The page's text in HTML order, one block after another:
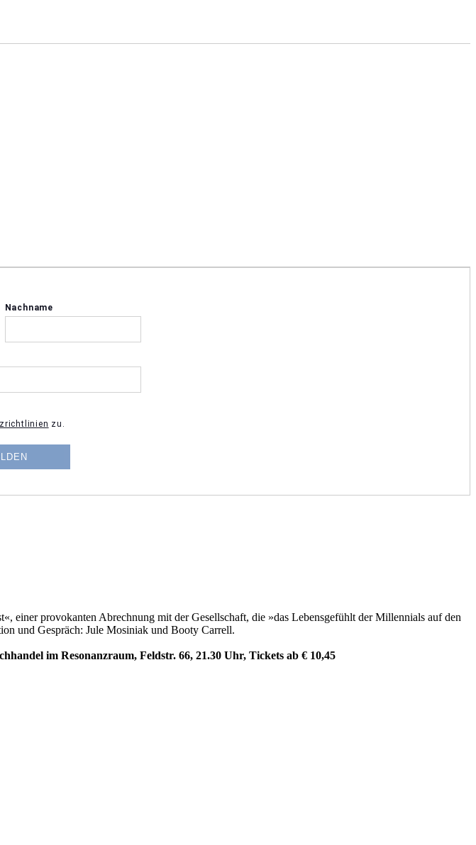
provokanten Abrechnung mit der Gesellschaft, die »das Lebensgefühlt der Millennials auf den
und Gespräch: Jule Mosiniak und Booty Carrell.
im Resonanzraum, Feldstr. 66, 21.30 Uhr, Tickets ab € 10,45